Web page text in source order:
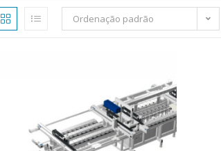
Ordenação padrão